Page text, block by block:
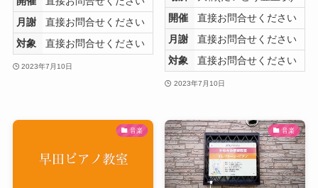
月謝
直接お問合せください
対象
直接お問合せください
2023年7月10日
開催
直接お問合せください
月謝
直接お問合せください
対象
直接お問合せください
2023年7月10日
音楽 音楽